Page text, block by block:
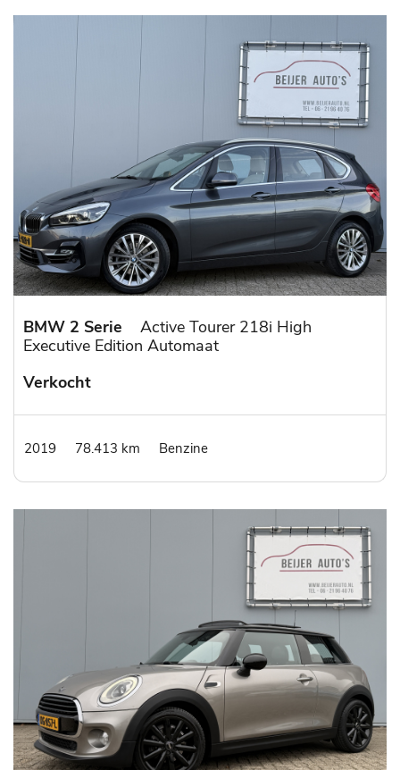
BMW 2 Serie
Active Tourer 218i High
Executive Edition Automaat
Verkocht
2019 78.413 km Benzine